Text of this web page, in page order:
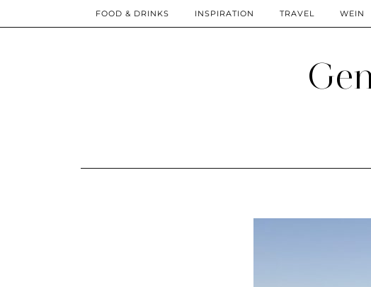
FOOD & DRINKS INSPIRATION TRAVEL WEIN